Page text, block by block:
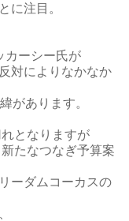
に注目。
カーシー氏が
対によりなかなか
があります。
となりますが
たなつなぎ予算案
ーダムコーカスの